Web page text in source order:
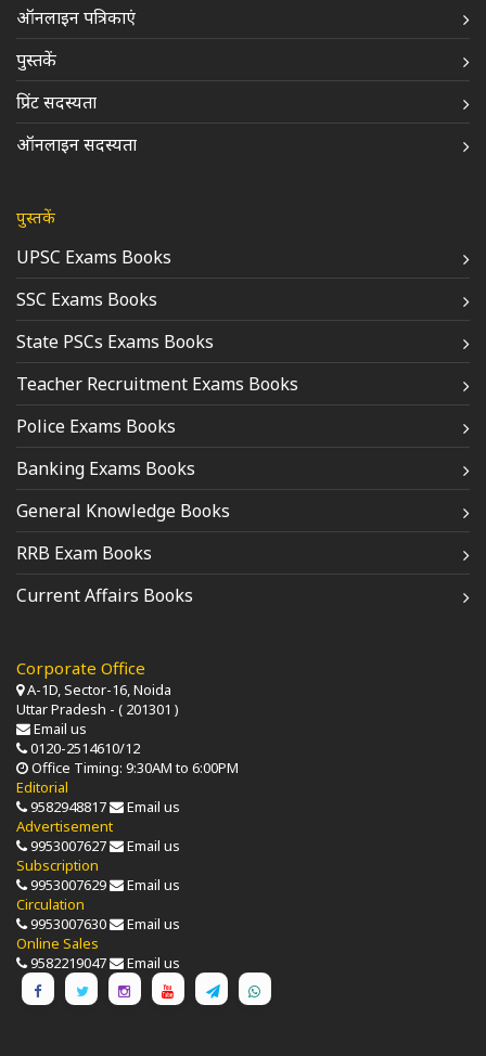
ऑनलाइन पत्रिकाएं
पुस्तकें
प्रिंट सदस्यता
ऑनलाइन सदस्यता
पुस्तकें
UPSC Exams Books
SSC Exams Books
State PSCs Exams Books
Teacher Recruitment Exams Books
Police Exams Books
Banking Exams Books
General Knowledge Books
RRB Exam Books
Current Affairs Books
Corporate Office
A-1D, Sector-16, Noida
Uttar Pradesh - ( 201301 )
Email us
0120-2514610/12
Office Timing: 9:30AM to 6:00PM
Editorial
9582948817
Email us
Advertisement
9953007627
Email us
Subscription
9953007629
Email us
Circulation
9953007630
Email us
Online Sales
9582219047
Email us